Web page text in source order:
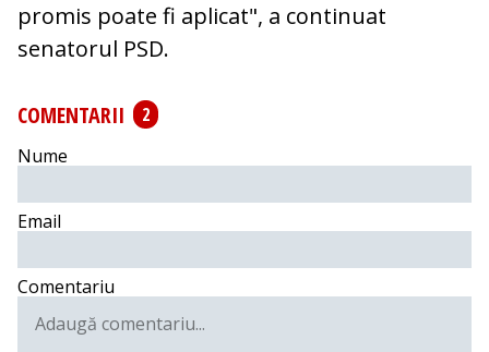
promis poate fi aplicat", a continuat
senatorul PSD.
COMENTARII
2
Nume
Email
Comentariu